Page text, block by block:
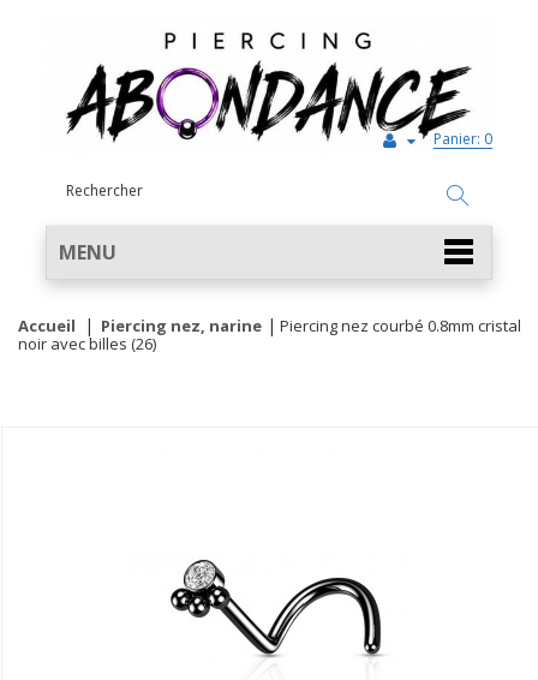
Panier: 0
MENU
Accueil Piercing nez, narine
Piercing nez courbé 0.8mm cristal
noir avec billes (26)